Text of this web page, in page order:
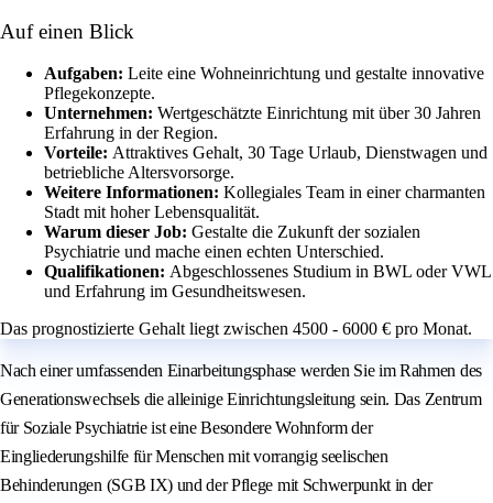
Auf einen Blick
Aufgaben: Leite eine Wohneinrichtung und gestalte innovative
Pflegekonzepte.
Unternehmen: Wertgeschätzte Einrichtung mit über 30 Jahren
Erfahrung in der Region.
Vorteile: Attraktives Gehalt, 30 Tage Urlaub, Dienstwagen und
betriebliche Altersvorsorge.
Weitere Informationen: Kollegiales Team in einer charmanten
Stadt mit hoher Lebensqualität.
Warum dieser Job: Gestalte die Zukunft der sozialen
Psychiatrie und mache einen echten Unterschied.
Qualifikationen: Abgeschlossenes Studium in BWL oder VWL
und Erfahrung im Gesundheitswesen.
Das prognostizierte Gehalt liegt zwischen 4500 - 6000 € pro Monat.
Nach einer umfassenden Einarbeitungsphase werden Sie im Rahmen des
Generationswechsels die alleinige Einrichtungsleitung sein. Das Zentrum
für Soziale Psychiatrie ist eine Besondere Wohnform der
Eingliederungshilfe für Menschen mit vorrangig seelischen
Behinderungen (SGB IX) und der Pflege mit Schwerpunkt in der